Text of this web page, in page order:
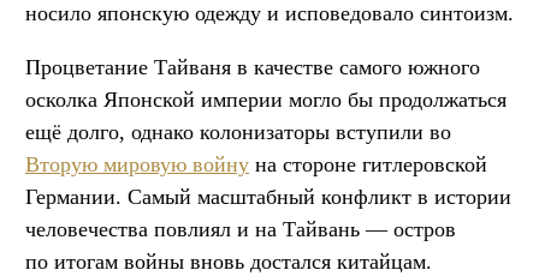
носило японскую одежду и исповедовало синтоизм.
Процветание Тайваня в качестве самого южного
осколка Японской империи могло бы продолжаться
ещё долго, однако колонизаторы вступили во
Вторую мировую войну на стороне гитлеровской
Германии. Самый масштабный конфликт в истории
человечества повлиял и на Тайвань — остров
по итогам войны вновь достался китайцам.